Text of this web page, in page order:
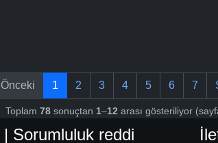
Önceki 1 2 3 4 5 6 7
Toplam 78 sonuçtan 1–12 arası gösteriliyor
Sorumluluk reddi